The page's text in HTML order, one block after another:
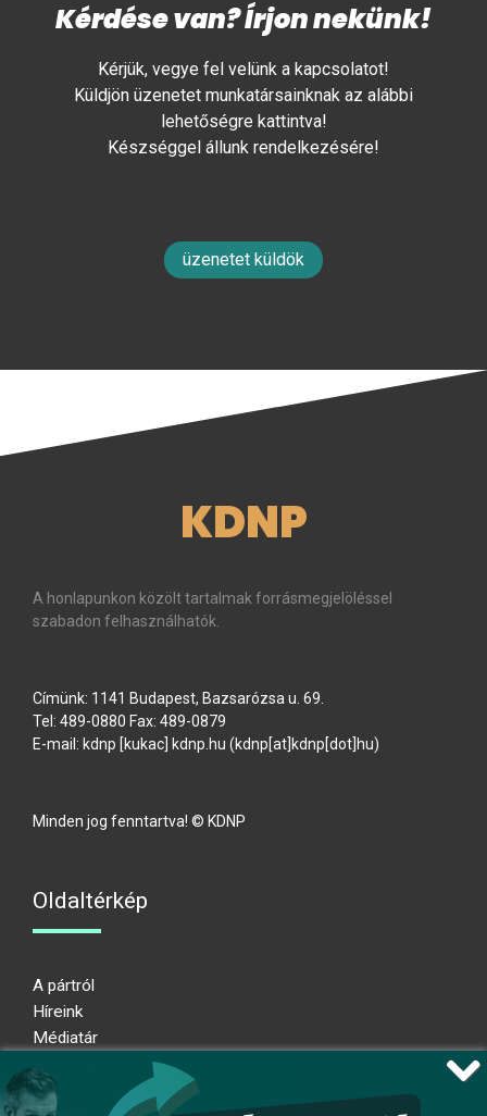
Kérdése van? Írjon nekünk!
Kérjük, vegye fel velünk a kapcsolatot!
Küldjön üzenetet munkatársainknak az alábbi
lehetőségre kattintva!
Készséggel állunk rendelkezésére!
üzenetet küldök
KDNP
A honlapunkon közölt tartalmak forrásmegjelöléssel
szabadon felhasználhatók.
Címünk: 1141 Budapest, Bazsarózsa u. 69.
Tel: 489-0880 Fax: 489-0879
E-mail: kdnp [kukac] kdnp.hu (kdnp[at]kdnp[dot]hu)
Minden jog fenntartva! © KDNP
Oldaltérkép
A pártról
Híreink
Médiatár
Adatkezelési nyilatkozat